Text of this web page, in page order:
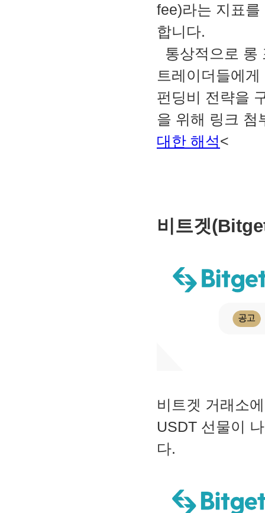
fee)라는 지표
합니다.
통상적으로 롱
트레이더들에
펀딩비 전략을
을 위해 링크 첨
대한 해석<
비트겟
비트겟 거래소
USDT 선물이
다.